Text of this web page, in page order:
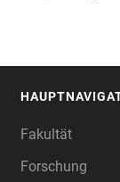
Fakultät
Forschung